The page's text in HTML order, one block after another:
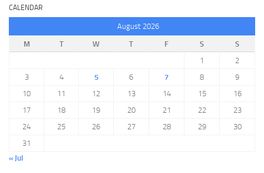
CALENDAR
August 2026
M
T W T F S
S
1
2
3
4 5 6 7 8
9
10
11 12 13 14 15
16
17
18 19 20 21 22
23
24
25 26 27 28 29
30
31
« Jul